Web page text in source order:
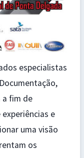
especialistas
a fim de
e
uma visão
os